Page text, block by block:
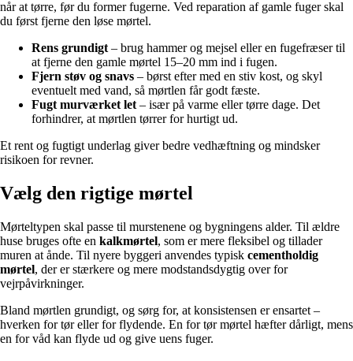
når at tørre, før du former fugerne. Ved reparation af gamle fuger skal
du først fjerne den løse mørtel.
Rens grundigt– brug hammer og mejsel eller en fugefræser til
at fjerne den gamle mørtel 15–20 mm ind i fugen.
Fjern støv og snavs – børst efter med en stiv kost, og skyl
eventuelt med vand, så mørtlen får godt fæste.
Fugt murværket let– især på varme eller tørre dage. Det
forhindrer, at mørtlen tørrer for hurtigt ud.
Et rent og fugtigt underlag giver bedre vedhæftning og mindsker
risikoen for revner.
Vælg den rigtige mørtel
Mørteltypen skal passe til murstenene og bygningens alder. Til ældre
huse bruges ofte en kalkmørtel, som er mere fleksibel og tillader
muren at ånde. Til nyere byggeri anvendes typisk cementholdig
mørtel, der er stærkere og mere modstandsdygtig over for
vejrpåvirkninger.
Bland mørtlen grundigt, og sørg for, at konsistensen er ensartet –
hverken for tør eller for flydende. En for tør mørtel hæfter dårligt, mens
en for våd kan flyde ud og give uens fuger.